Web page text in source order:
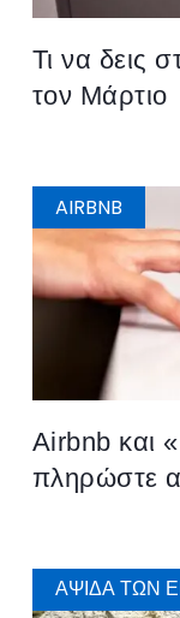
Τι να δεις
τον Μάρτιο
AIRBNB
Airbnb και
πληρώστε
ΑΨΊΔΑ ΤΩΝ